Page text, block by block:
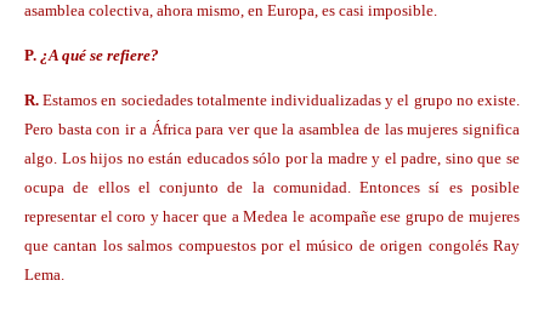
asamblea colectiva, ahora mismo, en Europa, es casi imposible.
P. ¿A qué se refiere?
R. Estamos en sociedades totalmente individualizadas y el grupo no existe.
Pero basta con ir a África para ver que la asamblea de las mujeres significa
algo. Los hijos no están educados sólo por la madre y el padre, sino que se
ocupa de ellos el conjunto de la comunidad. Entonces sí es posible
representar el coro y hacer que a Medea le acompañe ese grupo de mujeres
que cantan los salmos compuestos por el músico de origen congolés Ray
Lema.